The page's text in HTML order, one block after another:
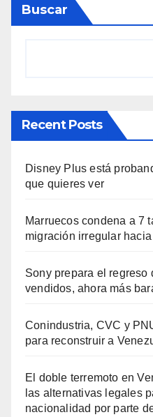
Buscar
Recent Posts
Disney Plus está
que quieres ver
Marruecos condena a 7
migración irregular
Sony prepara el regreso
vendidos, ahora más
Conindustria, CVC y
para reconstruir a
El doble terremoto en
las alternativas legales
nacionalidad por parte